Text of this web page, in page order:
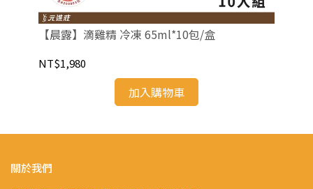
【晨露】滴雞精 冷凍 65ml*10包/盒
NT$1,980
加入購物車
關於我們